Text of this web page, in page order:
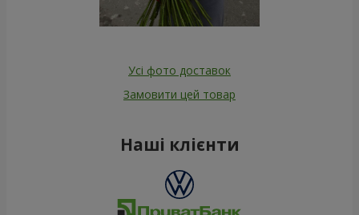
Усі фото доставок
Замовити цей товар
Наші клієнти